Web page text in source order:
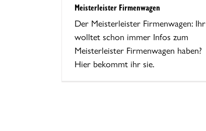
Meisterleister Firmenwagen
Der Meisterleister Firmenwagen: Ihr
wolltet schon immer Infos zum
Meisterleister Firmenwagen haben?
Hier bekommt ihr sie.